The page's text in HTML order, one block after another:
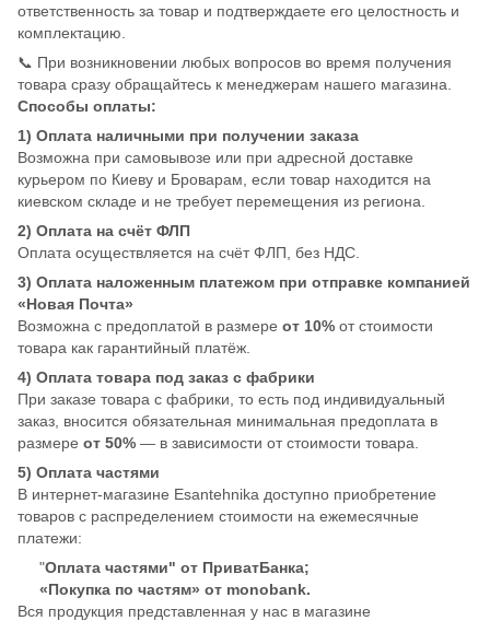
ответственность за товар и подтверждаете его целостность и
комплектацию.
📞 При возникновении любых вопросов во время получения
товара сразу обращайтесь к менеджерам нашего магазина.
Способы оплаты:
1) Оплата наличными при получении заказа
Возможна при самовывозе или при адресной доставке
курьером по Киеву и Броварам, если товар находится на
киевском складе и не требует перемещения из региона.
2) Оплата на счёт ФЛП
Оплата осуществляется на счёт ФЛП, без НДС.
3) Оплата наложенным платежом при отправке компанией
«Новая Почта»
Возможна с предоплатой в размере от 10% от стоимости
товара как гарантийный платёж.
4) Оплата товара под заказ с фабрики
При заказе товара с фабрики, то есть под индивидуальный
заказ, вносится обязательная минимальная предоплата в
размере от 50% — в зависимости от стоимости товара.
5) Оплата частями
В интернет-магазине Esantehnika доступно приобретение
товаров с распределением стоимости на ежемесячные
платежи:
"Оплата частями" от ПриватБанка;
«Покупка по частям» от monobank.
Вся продукция представленная у нас в магазине